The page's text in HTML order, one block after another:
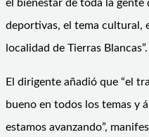
el bienestar de toda la gente
deportivas, el tema cultural,
localidad de Tierras Blancas”.
El dirigente añadió que “el
bueno en todos los temas y
estamos avanzando”,